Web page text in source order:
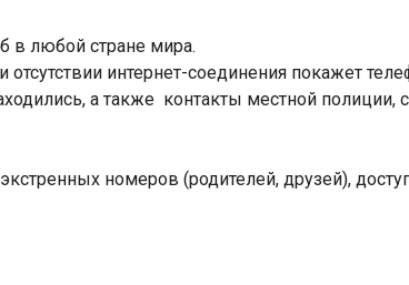
океан
в любой стране мира.
интернет-соединения покажет
а также контакты местной полиции,
номеров (родителей, друзей),